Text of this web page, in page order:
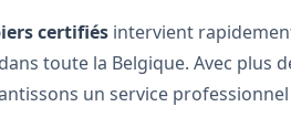
certifiés intervient
toute la Belgique. Avec plus
un service